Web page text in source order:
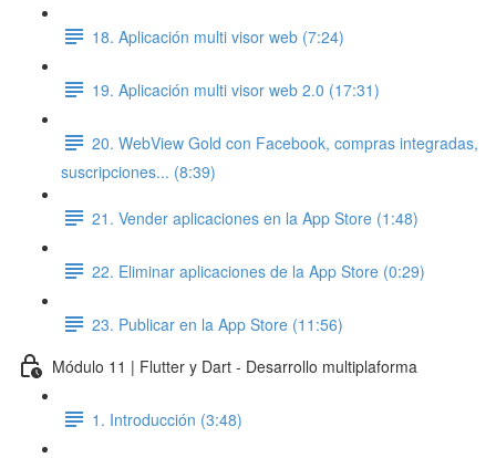
18. Aplicación multi visor web (7:24)
19. Aplicación multi visor web 2.0 (17:31)
20. WebView Gold con Facebook, compras integradas,
suscripciones... (8:39)
21. Vender aplicaciones en la App Store (1:48)
22. Eliminar aplicaciones de la App Store (0:29)
23. Publicar en la App Store (11:56)
Módulo 11 | Flutter y Dart - Desarrollo multiplaforma
1. Introducción (3:48)